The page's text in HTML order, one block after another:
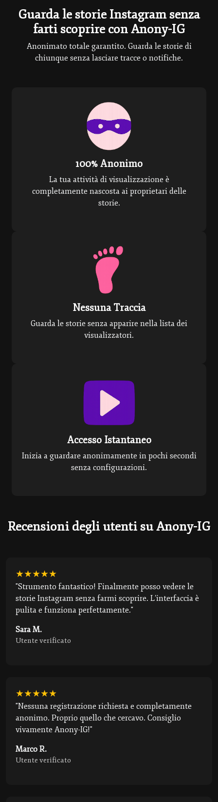
Guarda le storie Instagram senza
farti scoprire con Anony-IG
Anonimato totale garantito. Guarda le storie di
chiunque senza lasciare tracce o notifiche.
100% Anonimo
La tua attività di visualizzazione è
completamente nascosta ai proprietari delle
storie.
Nessuna Traccia
Guarda le storie senza apparire nella lista dei
visualizzatori.
Accesso Istantaneo
Inizia a guardare anonimamente in pochi secondi
senza configurazioni.
Recensioni degli utenti su Anony-IG
★★★★★
"Strumento fantastico! Finalmente posso vedere le
storie Instagram senza farmi scoprire. L’interfaccia è
pulita e funziona perfettamente."
Sara M.
Utente verificato
★★★★★
"Nessuna registrazione richiesta e completamente
anonimo. Proprio quello che cercavo. Consiglio
vivamente Anony-IG!"
Marco R.
Utente verificato